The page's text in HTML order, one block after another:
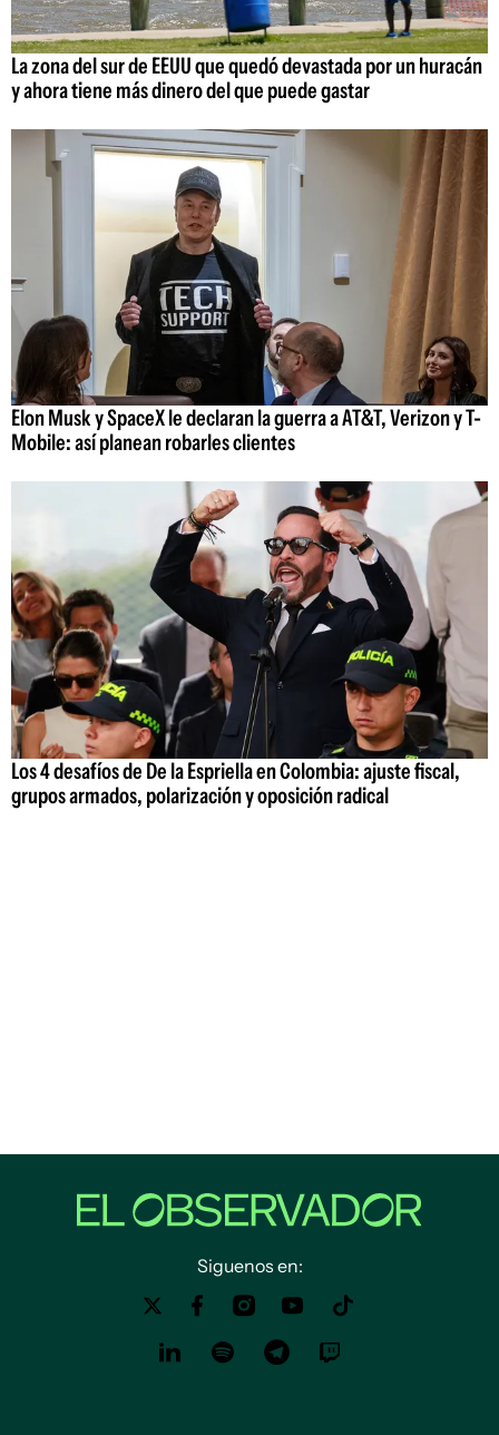
La zona del sur de EEUU que quedó devastada por un huracán
y ahora tiene más dinero del que puede gastar
Elon Musk y SpaceX le declaran la guerra a AT&T, Verizon y T-
Mobile: así planean robarles clientes
Los 4 desafíos de De la Espriella en Colombia: ajuste fiscal,
grupos armados, polarización y oposición radical
Siguenos en: